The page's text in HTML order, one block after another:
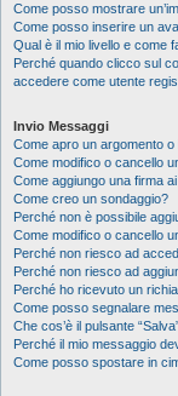
Come posso mostrare
Come posso inserire un
Qual è il mio livello e come
Perché quando clicco sul
accedere come utente
Invio Messaggi
Come apro un argomento
Come modifico o cancello
Come aggiungo una firma
Come creo un sondaggio?
Perché non è possibile
Come modifico o cancello
Perché non riesco ad
Perché non riesco ad
Perché ho ricevuto un
Come posso segnalare
Che cos’è il pulsante
Perché il mio messaggio
Come posso spostare in